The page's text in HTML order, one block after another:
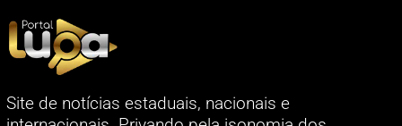
Site de notícias estaduais, nacionais e